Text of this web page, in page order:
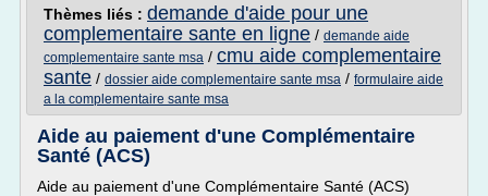
Thèmes liés : demande d'aide pour une
complementaire sante en ligne / demande aide
complementaire sante msa / cmu aide complementaire
sante / dossier aide complementaire sante msa / formulaire aide
a la complementaire sante msa
Aide au paiement d'une Complémentaire
Santé (ACS)
Aide au paiement d'une Complémentaire Santé (ACS)